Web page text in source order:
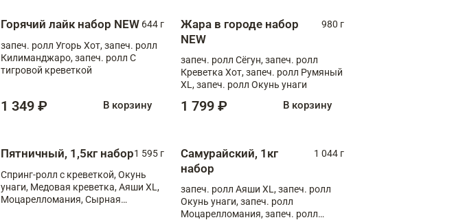
Горячий лайк набор NEW 644 г
запеч. ролл Угорь Хот, запеч. ролл
Килиманджаро, запеч. ролл С
тигровой креветкой
1 349 ₽ В корзину
Жара в городе набор
NEW
980 г
запеч. ролл Сёгун, запеч. ролл
Креветка Хот, запеч. ролл Румяный
XL, запеч. ролл Окунь унаги
1 799 ₽ В корзину
Пятничный, 1,5кг набор1 595 г
Спринг-ролл с креветкой, Окунь
унаги, Медовая креветка, Аяши XL,
Моцарелломания, Сырная
Самурайский, 1кг
набор
1 044 г
запеч. ролл Аяши XL, запеч. ролл
Окунь унаги, запеч. ролл
Моцарелломания, запеч. ролл